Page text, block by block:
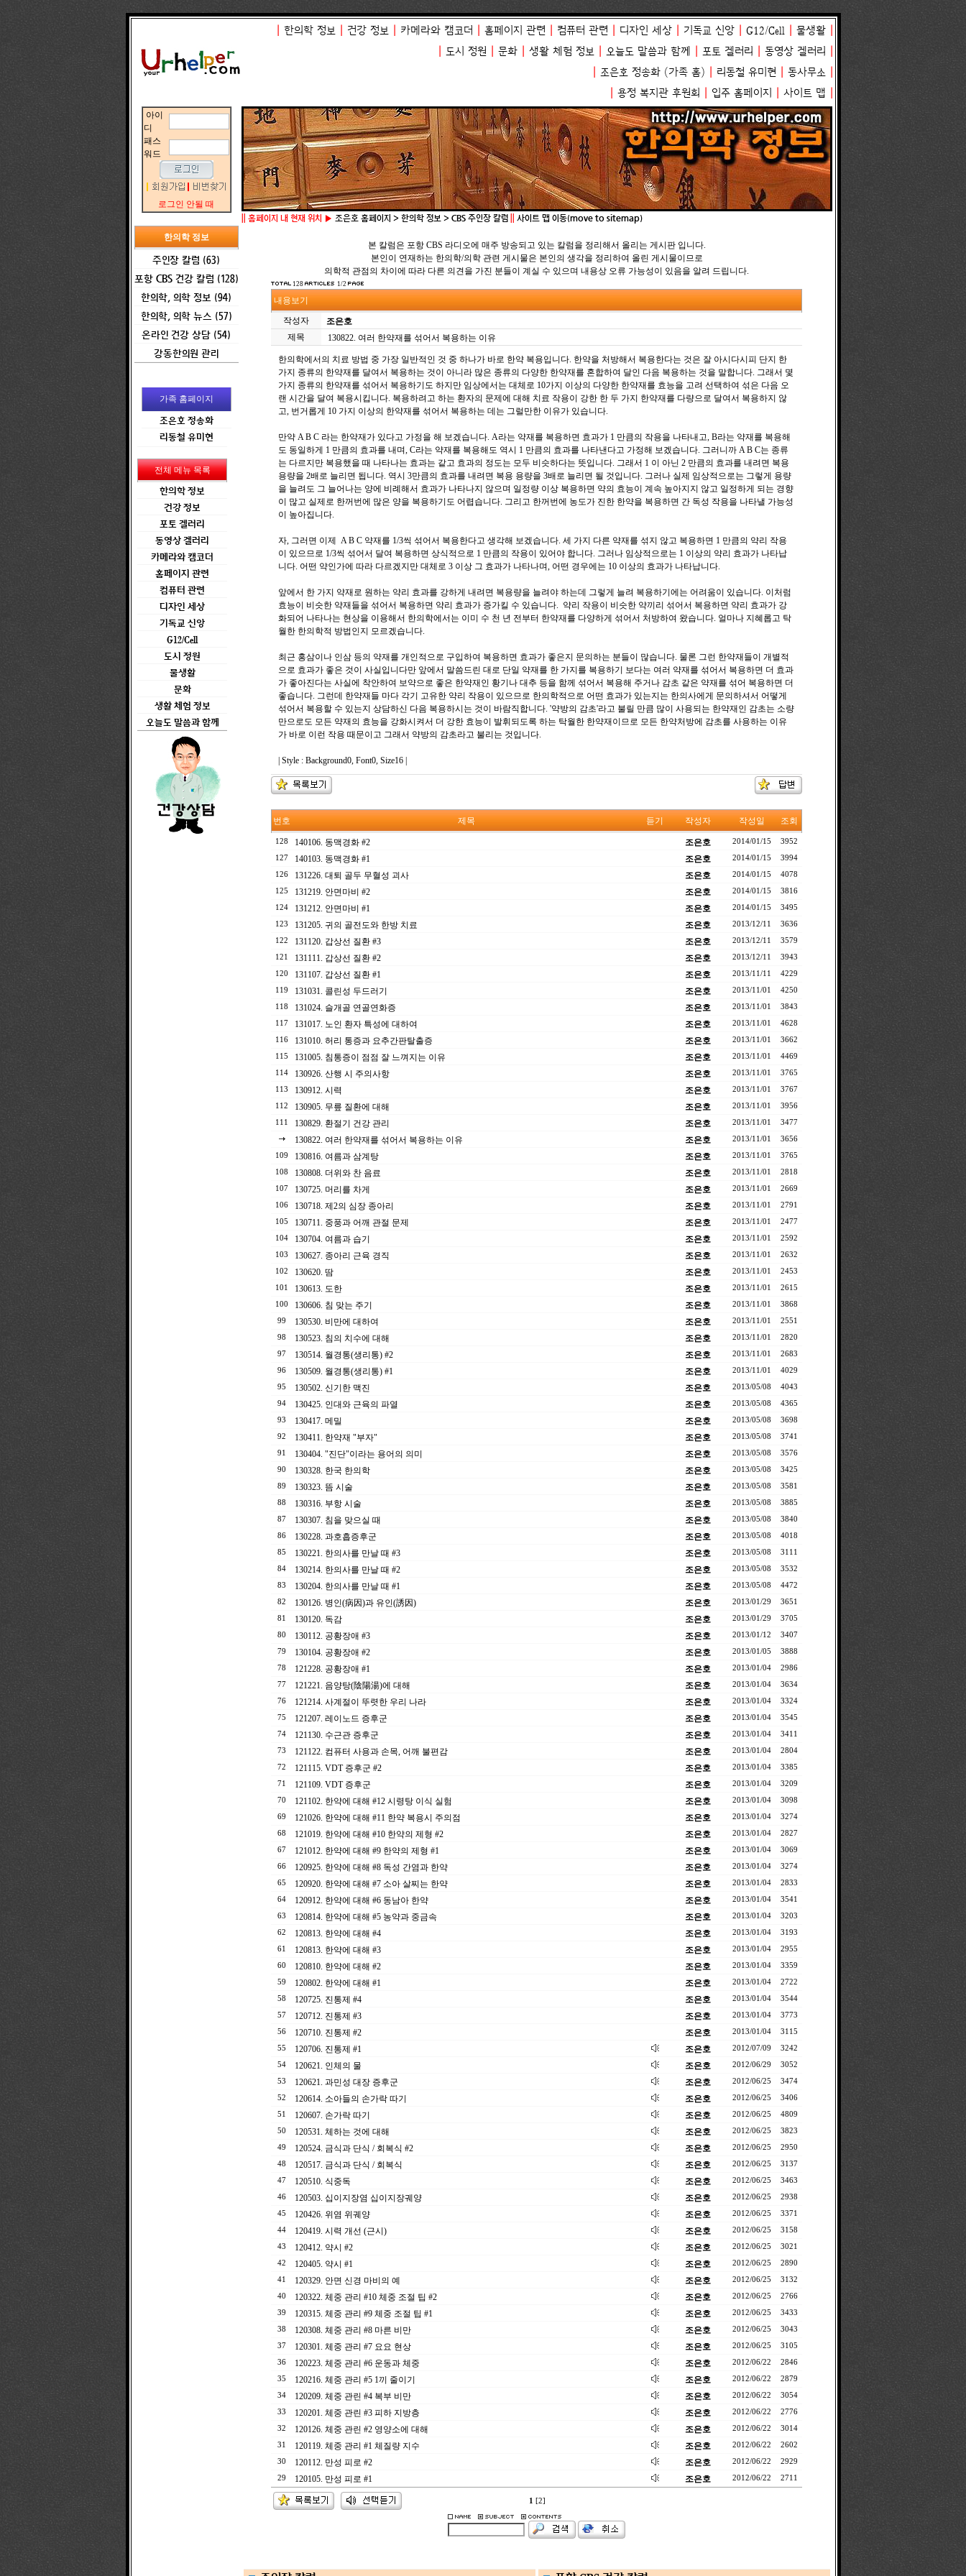
한의학 정보 건강 정보 카메라와 캠코더 홈페이지 관련 컴퓨터 관련 디자인 세상 기독교 신앙 G12/Cell 물생활
도시 정원 문화 생활 체험 정보 오늘도 말씀과 함께 포토 겔러리 동영상 겔러리
조은호 정송화(가족 홈) 리동철 유미현 동사무소
용정 복지관 후원회 입주 홈페이지 사이트 맵
아이
디
패스
워드
로그인 안될 때
한의학 정보
주인장 칼럼 (63)
포항 CBS 건강 칼럼 (128)
한의학, 의학 정보 (94)
한의학, 의학 뉴스 (57)
온라인 건강 상담 (54)
강동한의원 관리
가족 홈페이지
조은호 정송화
리동철 유미현
전체 메뉴 목록
한의학 정보
건강 정보
포토 겔러리
동영상 겔러리
카메라와 캠코더
홈페이지 관련
컴퓨터 관련
디자인 세상
기독교 신앙
G12/Cell
도시 정원
물생활
문화
생활 체험 정보
오늘도 말씀과 함께
홈페이지 내 현재 위치 ▶ 조은호 홈페이지 > 한의학 정보 > CBS 주인장 칼럼 사이트 맵 이동(move to sitemap)
본 칼럼은 포항 CBS 라디오에 매주 방송되고 있는 칼럼을 정리해서 올리는 게시판 입니다.
본인이 연재하는 한의학/의학 관련 게시물은 본인의 생각을 정리하여 올린 게시물이므로
의학적 관점의 차이에 따라 다른 의견을 가진 분들이 계실 수 있으며 내용상 오류 가능성이 있음을 알려 드립니다.
128 1/2
내용보기
작성자
조은호
제목
130822. 여러 한약재를 섞어서 복용하는 이유
한의학에서의 치료 방법 중 가장 일반적인 것 중 하나가 바로 한약 복용입니다. 한약을 처방해서 복용한다는 것은 잘 아시다시피 단지 한
가지 종류의 한약재를 달여서 복용하는 것이 아니라 많은 종류의 다양한 한약재를 혼합하여 달인 다음 복용하는 것을 말합니다. 그래서 몇
가지 종류의 한약재를 섞어서 복용하기도 하지만 임상에서는 대체로 10가지 이상의 다양한 한약재를 효능을 고려 선택하여 섞은 다음 오
랜 시간을 달여 복용시킵니다. 복용하려고 하는 환자의 문제에 대해 치료 작용이 강한 한 두 가지 한약재를 다량으로 달여서 복용하지 않
고, 번거롭게 10 가지 이상의 한약재를 섞어서 복용하는 데는 그럴만한 이유가 있습니다.
만약 A B C 라는 한약재가 있다고 가정을 해 보겠습니다. A라는 약재를 복용하면 효과가 1 만큼의 작용을 나타내고, B라는 약재를 복용해
도 동일하게 1 만큼의 효과를 내며, C라는 약재를 복용해도 역시 1 만큼의 효과를 나타낸다고 가정해 보겠습니다. 그러니까 A B C는 종류
는 다르지만 복용했을 때 나타나는 효과는 같고 효과의 정도는 모두 비슷하다는 뜻입니다. 그래서 1 이 아닌 2 만큼의 효과를 내려면 복용
용량을 2배로 늘리면 됩니다. 역시 3만큼의 효과를 내려면 복용 용량을 3배로 늘리면 될 것입니다. 그러나 실제 임상적으로는 그렇게 용량
을 늘려도 그 늘어나는 양에 비례해서 효과가 나타나지 않으며 일정량 이상 복용하면 약의 효능이 계속 높아지지 않고 일정하게 되는 경향
이 많고 실제로 한꺼번에 많은 양을 복용하기도 어렵습니다. 그리고 한꺼번에 농도가 진한 한약을 복용하면 간 독성 작용을 나타낼 가능성
이 높아집니다.
자, 그러면 이제 A B C 약재를 1/3씩 섞어서 복용한다고 생각해 보겠습니다. 세 가지 다른 약재를 섞지 않고 복용하면 1 만큼의 약리 작용
이 있으므로 1/3씩 섞어서 달여 복용하면 상식적으로 1 만큼의 작용이 있어야 합니다. 그러나 임상적으로는 1 이상의 약리 효과가 나타납
니다. 어떤 약인가에 따라 다르겠지만 대체로 3 이상 그 효과가 나타나며, 어떤 경우에는 10 이상의 효과가 나타납니다.
앞에서 한 가지 약재로 원하는 약리 효과를 강하게 내려면 복용량을 늘려야 하는데 그렇게 늘려 복용하기에는 어려움이 있습니다. 이처럼
효능이 비슷한 약재들을 섞어서 복용하면 약리 효과가 증가킬 수 있습니다. 약리 작용이 비슷한 약끼리 섞어서 복용하면 약리 효과가 강
화되어 나타나는 현상을 이용해서 한의학에서는 이미 수 천 년 전부터 한약재를 다양하게 섞어서 처방하여 왔습니다. 얼마나 지혜롭고 탁
월한 한의학적 방법인지 모르겠습니다.
최근 홍삼이나 인삼 등의 약재를 개인적으로 구입하여 복용하면 효과가 좋은지 문의하는 분들이 많습니다. 물론 그런 한약재들이 개별적
으로 효과가 좋은 것이 사실입니다만 앞에서 말씀드린 대로 단일 약재를 한 가지를 복용하기 보다는 여러 약재를 섞어서 복용하면 더 효과
가 좋아진다는 사실에 착안하여 보약으로 좋은 한약재인 황기나 대추 등을 함께 섞어서 복용해 주거나 감초 같은 약재를 섞어 복용하면 더
좋습니다. 그런데 한약재들 마다 각기 고유한 약리 작용이 있으므로 한의학적으로 어떤 효과가 있는지는 한의사에게 문의하셔서 어떻게
섞어서 복용할 수 있는지 상담하신 다음 복용하시는 것이 바람직합니다. '약방의 감초'라고 불릴 만큼 많이 사용되는 한약재인 감초는 소량
만으로도 모든 약재의 효능을 강화시켜서 더 강한 효능이 발휘되도록 하는 탁월한 한약재이므로 모든 한약처방에 감초를 사용하는 이유
가 바로 이런 작용 때문이고 그래서 약방의 감초라고 불리는 것입니다.
| Style : Background0, Font0, Size16 |
번호 제목 듣기 작성자 작성일 조회
128 140106. 동맥경화 #2 조은호 2014/01/15 3952
127 140103. 동맥경화 #1 조은호 2014/01/15 3994
126 131226. 대퇴 골두 무혈성 괴사 조은호 2014/01/15 4078
125 131219. 안면마비 #2 조은호 2014/01/15 3816
124 131212. 안면마비 #1 조은호 2014/01/15 3495
123 131205. 귀의 골전도와 한방 치료 조은호 2013/12/11 3636
122 131120. 갑상선 질환 #3 조은호 2013/12/11 3579
121 131111. 갑상선 질환 #2 조은호 2013/12/11 3943
120 131107. 갑상선 질환 #1 조은호 2013/11/11 4229
119 131031. 콜린성 두드러기 조은호 2013/11/01 4250
118 131024. 슬개골 연골연화증 조은호 2013/11/01 3843
117 131017. 노인 환자 특성에 대하여 조은호 2013/11/01 4628
116 131010. 허리 통증과 요추간판탈출증 조은호 2013/11/01 3662
115 131005. 침통증이 점점 잘 느껴지는 이유 조은호 2013/11/01 4469
114 130926. 산행 시 주의사항 조은호 2013/11/01 3765
113 130912. 시력 조은호 2013/11/01 3767
112 130905. 무릎 질환에 대해 조은호 2013/11/01 3956
111 130829. 환절기 건강 관리 조은호 2013/11/01 3477
130822. 여러 한약재를 섞어서 복용하는 이유 조은호 2013/11/01 3656
109 130816. 여름과 삼계탕 조은호 2013/11/01 3765
108 130808. 더위와 찬 음료 조은호 2013/11/01 2818
107 130725. 머리를 차게 조은호 2013/11/01 2669
106 130718. 제2의 심장 종아리 조은호 2013/11/01 2791
105 130711. 중풍과 어깨 관절 문제 조은호 2013/11/01 2477
104 130704. 여름과 습기 조은호 2013/11/01 2592
103 130627. 종아리 근육 경직 조은호 2013/11/01 2632
102 130620. 땀 조은호 2013/11/01 2453
101 130613. 도한 조은호 2013/11/01 2615
100 130606. 침 맞는 주기 조은호 2013/11/01 3868
99 130530. 비만에 대하여 조은호 2013/11/01 2551
98 130523. 침의 치수에 대해 조은호 2013/11/01 2820
97 130514. 월경통(생리통) #2 조은호 2013/11/01 2683
96 130509. 월경통(생리통) #1 조은호 2013/11/01 4029
95 130502. 신기한 맥진 조은호 2013/05/08 4043
94 130425. 인대와 근육의 파열 조은호 2013/05/08 4365
93 130417. 메밀 조은호 2013/05/08 3698
92 130411. 한약재 "부자" 조은호 2013/05/08 3741
91 130404. "진단"이라는 용어의 의미 조은호 2013/05/08 3576
90 130328. 한국 한의학 조은호 2013/05/08 3425
89 130323. 뜸 시술 조은호 2013/05/08 3581
88 130316. 부항 시술 조은호 2013/05/08 3885
87 130307. 침을 맞으실 때 조은호 2013/05/08 3840
86 130228. 과호흡증후군 조은호 2013/05/08 4018
85 130221. 한의사를 만날 때 #3 조은호 2013/05/08 3111
84 130214. 한의사를 만날 때 #2 조은호 2013/05/08 3532
83 130204. 한의사를 만날 때 #1 조은호 2013/05/08 4472
82 130126. 병인(病因)과 유인(誘因) 조은호 2013/01/29 3651
81 130120. 독감 조은호 2013/01/29 3705
80 130112. 공황장애 #3 조은호 2013/01/12 3407
79 130104. 공황장애 #2 조은호 2013/01/05 3888
78 121228. 공황장애 #1 조은호 2013/01/04 2986
77 121221. 음양탕(陰陽湯)에 대해 조은호 2013/01/04 3634
76 121214. 사계절이 뚜렷한 우리 나라 조은호 2013/01/04 3324
75 121207. 레이노드 증후군 조은호 2013/01/04 3545
74 121130. 수근관 증후군 조은호 2013/01/04 3411
73 121122. 컴퓨터 사용과 손목, 어깨 불편감 조은호 2013/01/04 2804
72 121115. VDT 증후군 #2 조은호 2013/01/04 3385
71 121109. VDT 증후군 조은호 2013/01/04 3209
70 121102. 한약에 대해 #12 시령탕 이식 실험 조은호 2013/01/04 3098
69 121026. 한약에 대해 #11 한약 복용시 주의점 조은호 2013/01/04 3274
68 121019. 한약에 대해 #10 한약의 제형 #2 조은호 2013/01/04 2827
67 121012. 한약에 대해 #9 한약의 제형 #1 조은호 2013/01/04 3069
66 120925. 한약에 대해 #8 독성 간염과 한약 조은호 2013/01/04 3274
65 120920. 한약에 대해 #7 소아 살찌는 한약 조은호 2013/01/04 2833
64 120912. 한약에 대해 #6 동남아 한약 조은호 2013/01/04 3541
63 120814. 한약에 대해 #5 농약과 중금속 조은호 2013/01/04 3203
62 120813. 한약에 대해 #4 조은호 2013/01/04 3193
61 120813. 한약에 대해 #3 조은호 2013/01/04 2955
60 120810. 한약에 대해 #2 조은호 2013/01/04 3359
59 120802. 한약에 대해 #1 조은호 2013/01/04 2722
58 120725. 진통제 #4 조은호 2013/01/04 3544
57 120712. 진통제 #3 조은호 2013/01/04 3773
56 120710. 진통제 #2 조은호 2013/01/04 3115
55 120706. 진통제 #1 조은호 2012/07/09 3242
54 120621. 인체의 물 조은호 2012/06/29 3052
53 120621. 과민성 대장 증후군 조은호 2012/06/25 3474
52 120614. 소아들의 손가락 따기 조은호 2012/06/25 3406
51 120607. 손가락 따기 조은호 2012/06/25 4809
50 120531. 체하는 것에 대해 조은호 2012/06/25 3823
49 120524. 금식과 단식 / 회복식 #2 조은호 2012/06/25 2950
48 120517. 금식과 단식 / 회복식 조은호 2012/06/25 3137
47 120510. 식중독 조은호 2012/06/25 3463
46 120503. 십이지장염 십이지장궤양 조은호 2012/06/25 2938
45 120426. 위염 위궤양 조은호 2012/06/25 3371
44 120419. 시력 개선 (근시) 조은호 2012/06/25 3158
43 120412. 약시 #2 조은호 2012/06/25 3021
42 120405. 약시 #1 조은호 2012/06/25 2890
41 120329. 안면 신경 마비의 예 조은호 2012/06/25 3132
40 120322. 체중 관리 #10 체중 조절 팁 #2 조은호 2012/06/25 2766
39 120315. 체중 관리 #9 체중 조절 팁 #1 조은호 2012/06/25 3433
38 120308. 체중 관리 #8 마른 비만 조은호 2012/06/25 3043
37 120301. 체중 관리 #7 요요 현상 조은호 2012/06/25 3105
36 120223. 체중 관리 #6 운동과 체중 조은호 2012/06/22 2846
35 120216. 체중 관리 #5 1끼 줄이기 조은호 2012/06/22 2879
34 120209. 체중 관린 #4 복부 비만 조은호 2012/06/22 3054
33 120201. 체중 관린 #3 피하 지방층 조은호 2012/06/22 2776
32 120126. 체중 관린 #2 영양소에 대해 조은호 2012/06/22 3014
31 120119. 체중 관리 #1 체질량 지수 조은호 2012/06/22 2602
30 120112. 만성 피로 #2 조은호 2012/06/22 2929
29 120105. 만성 피로 #1 조은호 2012/06/22 2711
1 [2]